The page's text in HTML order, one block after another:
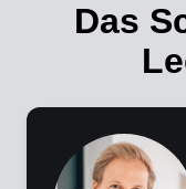
Das